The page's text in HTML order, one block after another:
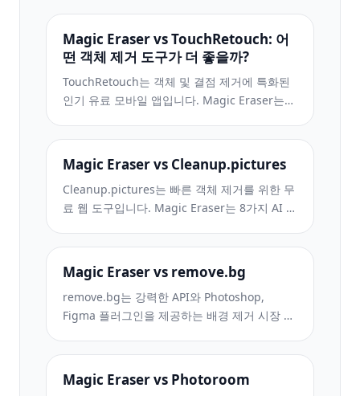
Magic Eraser vs TouchRetouch: 어
떤 객체 제거 도구가 더 좋을까?
TouchRetouch는 객체 및 결점 제거에 특화된
인기 유료 모바일 앱입니다. Magic Eraser는
합니다. 기능, 가격, 사용 편의성을 비교해 보세
요.
Magic Eraser vs Cleanup.pictures
Cleanup.pictures는 빠른 객체 제거를 위한 무
료 웹 도구입니다. Magic Eraser는 8가지 AI 편
다. 두 도구를 비교해 보세요.
Magic Eraser vs remove.bg
remove.bg는 강력한 API와 Photoshop,
Figma 플러그인을 제공하는 배경 제거 시장 리
우기, AI 향상, 디자인 등 8가지 AI 도구를 하나
의 편집기에서 제공합니다.
Magic Eraser vs Photoroom